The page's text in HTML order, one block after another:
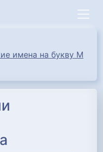
имена на букву М